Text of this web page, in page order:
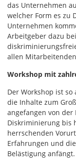
das Unternehmen
welcher Form es zu
Unternehmen
Arbeitgeber dazu
allen
Workshop mit
Der Workshop ist
die Inhalte zum
angefangen von
Diskriminierung bis
herrschenden
Erfahrungen und
Belästigung anfängt.